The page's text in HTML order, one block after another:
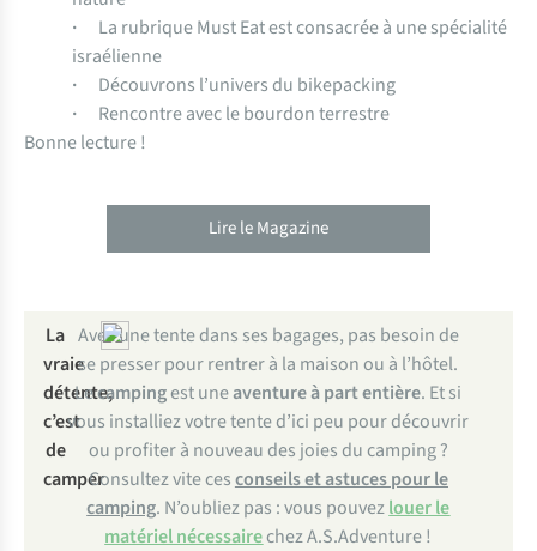
· La rubrique Must Eat est consacrée à une spécialité
israélienne
· Découvrons l’univers du bikepacking
· Rencontre avec le bourdon terrestre
Bonne lecture !
Lire le Magazine
La
vraie
détente,
c’est
de
camper
Avec une tente dans ses bagages, pas besoin de
se presser pour rentrer à la maison ou à l’hôtel.
Lecampingest uneaventure à part entière. Et si
vous installiez votre tente d’ici peu pour découvrir
ou profiter à nouveau des joies du camping ?
Consultez vite cesconseils et astuces pour le
camping. N’oubliez pas : vous pouvezlouer le
matériel nécessairechez A.S.Adventure !